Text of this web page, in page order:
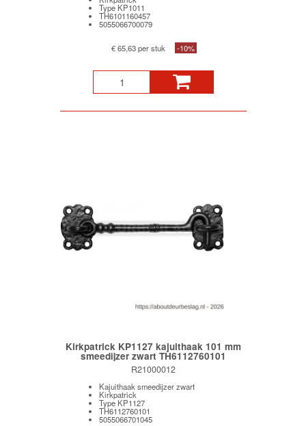
Type KP1011
TH6101160457
5055066700079
€ 65,63 per stuk -10%
Kirkpatrick KP1127 kajuithaak 101 mm
smeedijzer zwart TH6112760101
R21000012
Kajuithaak smeedijzer zwart
Kirkpatrick
Type KP1127
TH6112760101
5055066701045